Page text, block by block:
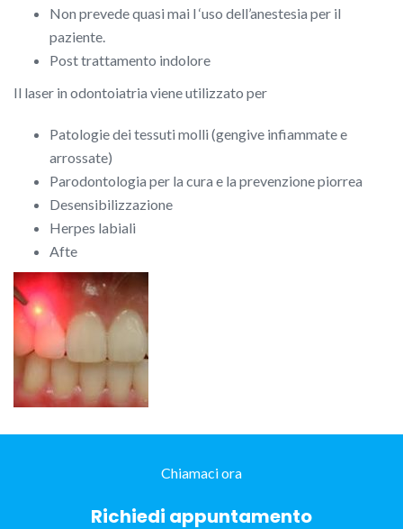
Non prevede quasi mai l ‘uso dell’anestesia per il
paziente.
Post trattamento indolore
Il laser in odontoiatria viene utilizzato per
Patologie dei tessuti molli (gengive infiammate e
arrossate)
Parodontologia per la cura e la prevenzione piorrea
Desensibilizzazione
Herpes labiali
Afte
Chiamaci ora
Richiedi appuntamento